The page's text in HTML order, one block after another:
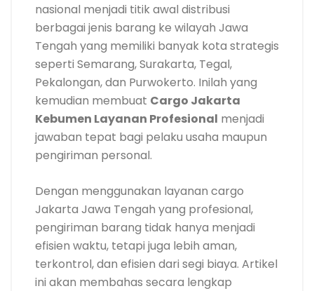
nasional menjadi titik awal distribusi
berbagai jenis barang ke wilayah Jawa
Tengah yang memiliki banyak kota strategis
seperti Semarang, Surakarta, Tegal,
Pekalongan, dan Purwokerto. Inilah yang
kemudian membuat Cargo Jakarta
Kebumen Layanan Profesional menjadi
jawaban tepat bagi pelaku usaha maupun
pengiriman personal.
Dengan menggunakan layanan cargo
Jakarta Jawa Tengah yang profesional,
pengiriman barang tidak hanya menjadi
efisien waktu, tetapi juga lebih aman,
terkontrol, dan efisien dari segi biaya. Artikel
ini akan membahas secara lengkap